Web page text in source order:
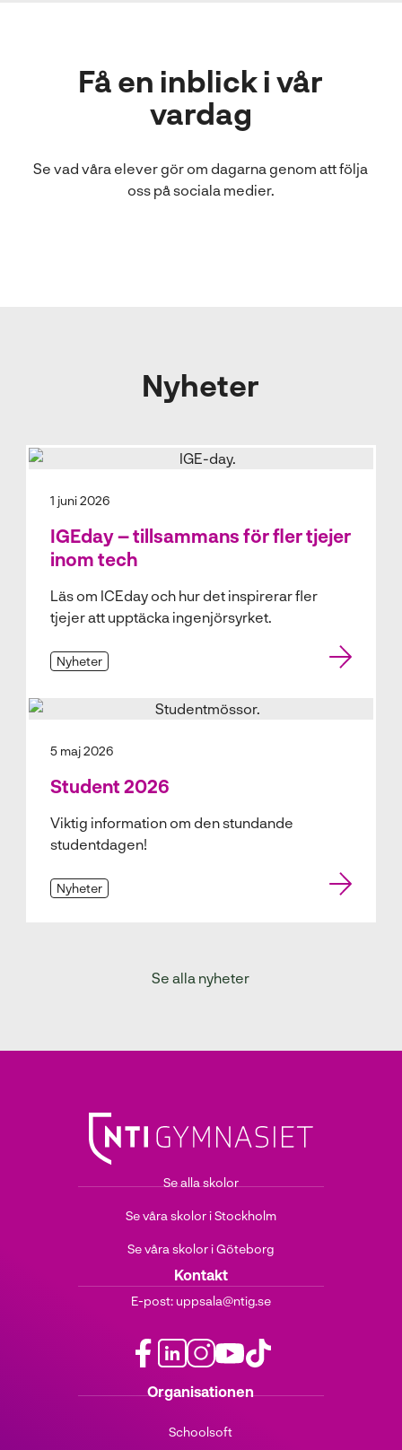
Få en inblick i vår
vardag
Se vad våra elever gör om dagarna genom att följa
oss på sociala medier.
Nyheter
1 juni 2026
IGEday – tillsammans för fler tjejer
inom tech
Läs om ICEday och hur det inspirerar fler
tjejer att upptäcka ingenjörsyrket.
Nyheter
5 maj 2026
Student 2026
Viktig information om den stundande
studentdagen!
Nyheter
Se alla nyheter
Se alla skolor
Se våra skolor i Stockholm
Se våra skolor i Göteborg
Kontakt
E-post: uppsala@ntig.se
a
i
k
n
t
o
t
i
Organisationen
Schoolsoft